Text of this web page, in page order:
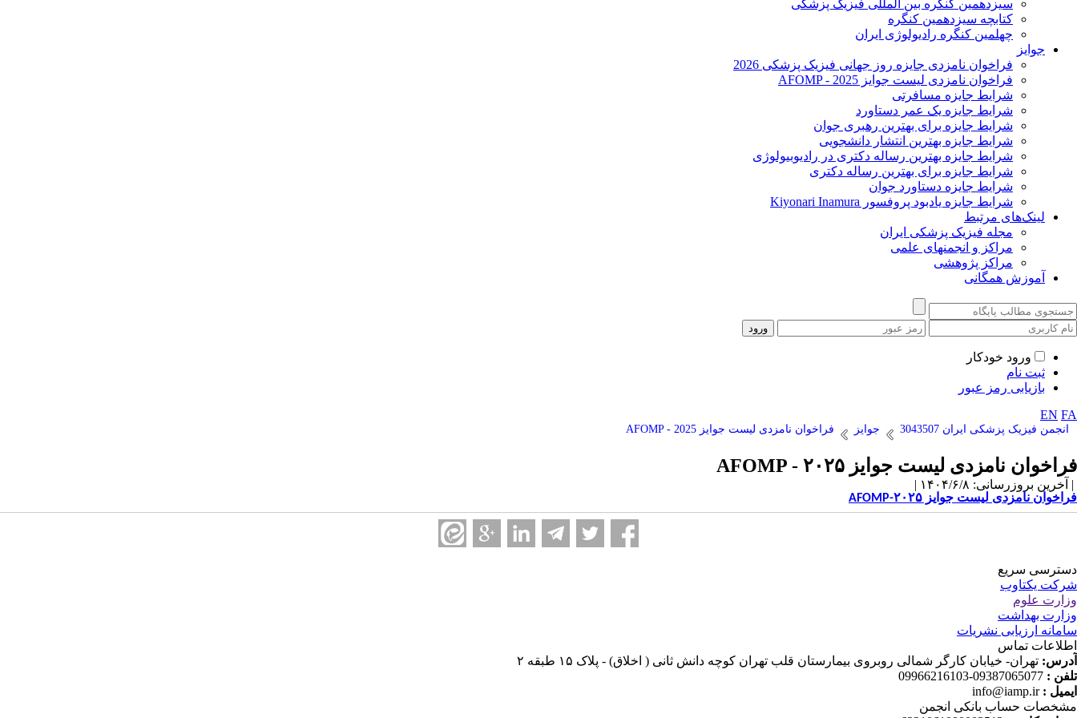
سیزدهمین کنگره بین المللی فیزیک پزشکی
کتابچه سیزدهمین کنگره
چهلمین کنگره رادیولوژی ایران
جوایز
فراخوان نامزدی جایزه روز جهانی فیزیک پزشکی 2026
فراخوان نامزدی لیست جوایز AFOMP - 2025
شرایط جایزه مسافرتی
شرایط جایزه یک عمر دستاورد
شرایط جایزه برای بهترین رهبری جوان
شرایط جایزه بهترین انتشار دانشجویی
شرایط جایزه بهترین رساله دکتری در رادیوبیولوژی
شرایط جایزه برای بهترین رساله دکتری
شرایط جایزه دستاورد جوان
شرایط جایزه یادبود پروفسور Kiyonari Inamura
لینک‌های مرتبط
مجله فیزیک پزشکی ایران
مراکز و انجمنهای علمی
مراکز پژوهشی
آموزش همگانی
ورود خودکار
ثبت نام
بازیابی رمز عبور
EN FA
انجمن فیزیک پزشکی ایران 3043507 جوایز فراخوان نامزدی لیست جوایز AFOMP - 2025
فراخوان نامزدی لیست جوایز AFOMP - ۲۰۲۵
| آخرین بروزرسانی: ۱۴۰۴/۶/۸ |
فراخوان نامزدی لیست جوایز AFOMP-۲۰۲۵
دسترسی سریع
شرکت یکتاوب
وزارت علوم
وزارت بهداشت
سامانه ارزیابی نشریات
اطلاعات تماس
آدرس: تهران- خیابان کارگر شمالی روبروی بیمارستان قلب تهران کوچه دانش ثانی ( اخلاق) - پلاک ۱۵ طبقه ۲
تلفن : 09387065077-09966216103
ایمیل :info@iamp.ir
مشخصات حساب بانکی انجمن